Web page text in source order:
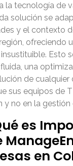
la tecnología de
solución se
y el contexto
ofreciendo
Esto
una
de cualquier
sus equipos de
y no en la
es
en